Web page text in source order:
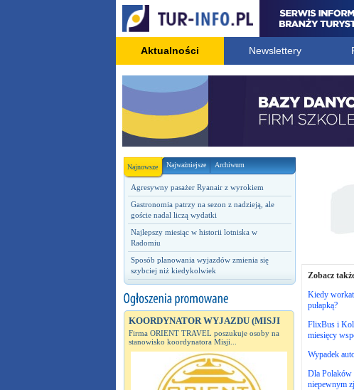
Aktualności Newslettery
Najnowsze Najważniejsze Archiwum
Agresywny pasażer Ryanair z wyrokiem
Gastronomia patrzy na sezon z nadzieją, ale
goście nadal liczą wydatki
Najlepszy miesiąc w historii lotniska w
Radomiu
Sposób planowania wyjazdów zmienia się
szybciej niż kiedykolwiek
KOORDYNATOR WYJAZDU (MISJI
Firma ORIENT TRAVEL poszukuje osoby na
stanowisko koordynatora Misji...
Zobacz
Kiedy
pułapką?
FlixBus i
miesięcy
Wypadek
Dla Polaków
niepewnym